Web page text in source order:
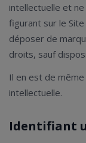
intellectuelle et
figurant sur le
déposer de
droits, sauf
Il en est de
intellectuelle.
Identifiant